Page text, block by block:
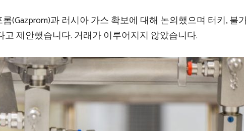
(Gazprom)과 러시아 가스 확보에 대해 논의했으며 터키, 불
제안했습니다. 거래가 이루어지지 않았습니다.